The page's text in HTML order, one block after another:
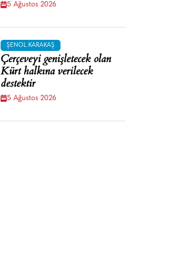
5 Ağustos 2026
ŞENOL KARAKAŞ
Çerçeveyi genişletecek olan
Kürt halkına verilecek
destektir
5 Ağustos 2026